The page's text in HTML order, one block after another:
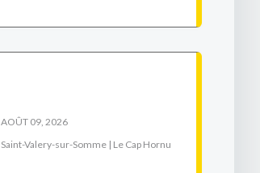
AOÛT 09, 2026
Saint-Valery-sur-Somme | Le Cap Hornu